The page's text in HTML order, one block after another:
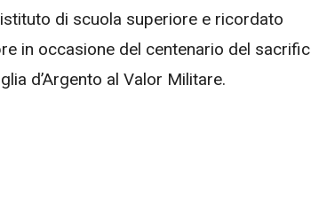
di scuola superiore e ricordato
in occasione del centenario del
d’Argento al Valor Militare.